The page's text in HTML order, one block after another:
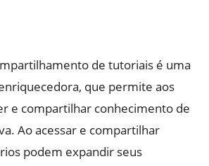
de tutoriais é uma
que permite aos
e compartilhar conhecimento de
Ao acessar e compartilhar
podem expandir seus